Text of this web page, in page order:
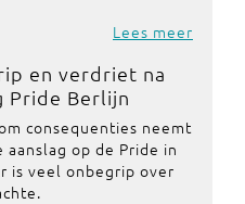
Lees meer
en verdriet na
Pride Berlijn
consequenties neemt
aanslag op de Pride in
is veel onbegrip over